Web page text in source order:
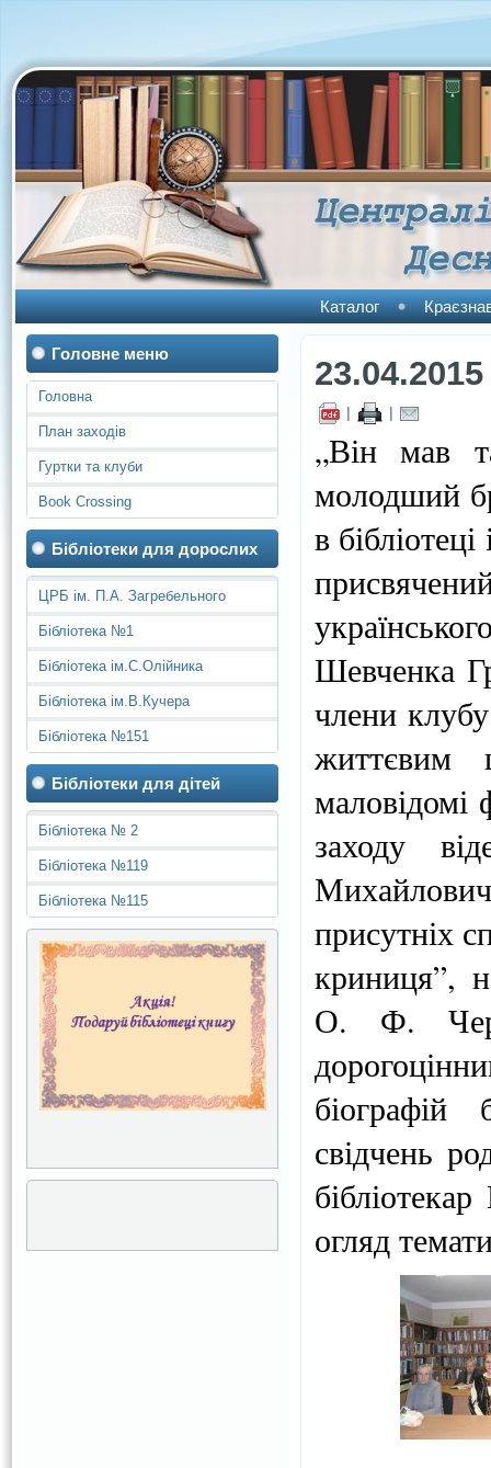
Каталог
Головне меню
Головна
План заходів
Гуртки та клуби
Book Crossing
Бібліотеки для дорослих
ЦРБ ім. П.А. Загребельного
Бібліотека №1
Бібліотека ім.С.Олійника
Бібліотека ім.В.Кучера
Бібліотека №151
Бібліотеки для дітей
Бібліотека № 2
Бібліотека №119
Бібліотека №115
23.04.2015
| |
„Він мав
молодший
в
Шевченка
члени
життєвим
маловідомі
заходу
присутніх
криниця”,
О. Ф.
свідчень
огляд